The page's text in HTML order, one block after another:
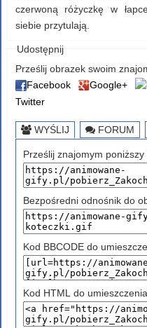
czerwoną różyczkę w
siebie przytulają.
Udostępnij
Prześlij obrazek swoim
Facebook
Google+
Twitter
WYŚLIJ FORUM
Prześlij znajomym
Bezpośredni odnośnik do
Kod BBCODE do
Kod HTML do